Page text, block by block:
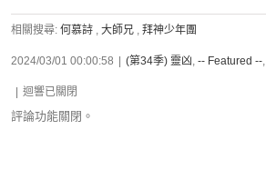
相關搜尋: 何慕詩 , 大師兄 , 拜神少年團
2024/03/01 00:00:58 (第34季) 靈凶, -- Featured --,
迴響已關閉
評論功能關閉。